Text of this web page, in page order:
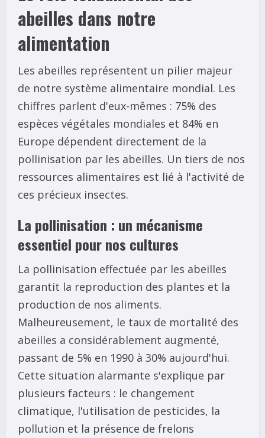
abeilles dans notre
alimentation
Les abeilles représentent un pilier majeur
de notre système alimentaire mondial. Les
chiffres parlent d'eux-mêmes : 75% des
espèces végétales mondiales et 84% en
Europe dépendent directement de la
pollinisation par les abeilles. Un tiers de nos
ressources alimentaires est lié à l'activité de
ces précieux insectes.
La pollinisation : un mécanisme
essentiel pour nos cultures
La pollinisation effectuée par les abeilles
garantit la reproduction des plantes et la
production de nos aliments.
Malheureusement, le taux de mortalité des
abeilles a considérablement augmenté,
passant de 5% en 1990 à 30% aujourd'hui.
Cette situation alarmante s'explique par
plusieurs facteurs : le changement
climatique, l'utilisation de pesticides, la
pollution et la présence de frelons